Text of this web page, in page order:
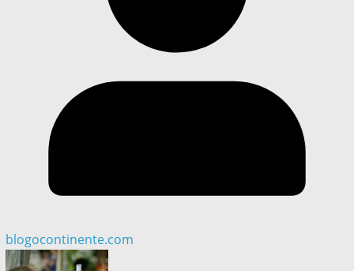
blogocontinente.com